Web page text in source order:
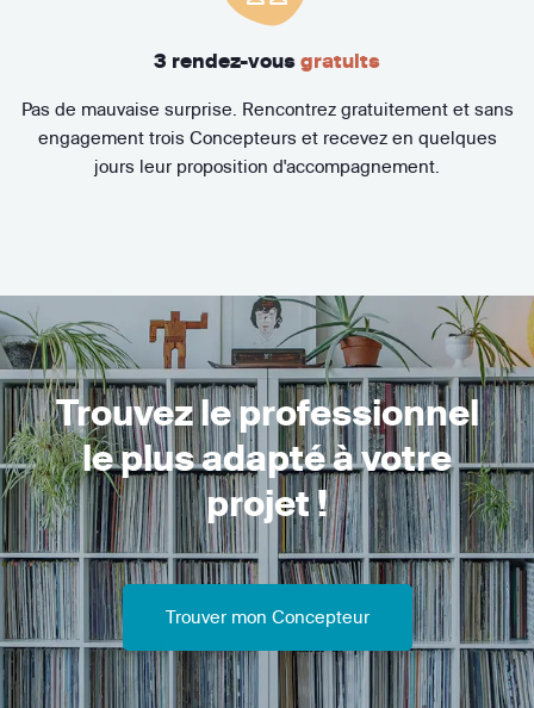
3 rendez-vous gratuits
Pas de mauvaise surprise. Rencontrez gratuitement et sans
engagement trois Concepteurs et recevez en quelques
jours leur proposition d'accompagnement.
Trouvez le professionnel
le plus adapté à votre
projet !
Trouver mon Concepteur